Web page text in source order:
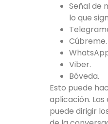
Señal de
lo que
Cúbreme.
Viber.
Bóveda.
Esto puede
aplicación.
puede dirigir